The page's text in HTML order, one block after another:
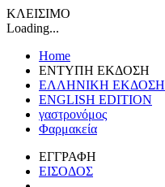
ΚΛΕΙΣΙΜΟ
Loading...
Home
ΕΝΤΥΠΗ ΕΚΔΟΣΗ
ΕΛΛΗΝΙΚΗ ΕΚΔΟΣΗ
ENGLISH EDITION
γαστρονόμος
Φαρμακεία
ΕΓΓΡΑΦΗ
ΕΙΣΟΔΟΣ